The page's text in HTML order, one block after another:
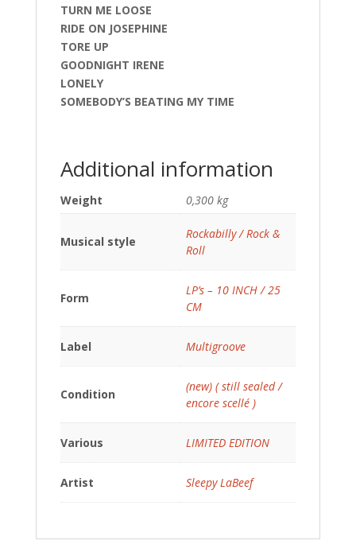
TURN ME LOOSE
RIDE ON JOSEPHINE
TORE UP
GOODNIGHT IRENE
LONELY
SOMEBODY’S BEATING MY TIME
Additional information
Weight 0,300 kg
Musical style
Rockabilly / Rock &
Roll
Form
LP’s – 10 INCH / 25
CM
Label Multigroove
Condition
(new) ( still sealed /
encore scellé )
Various LIMITED EDITION
Artist Sleepy LaBeef